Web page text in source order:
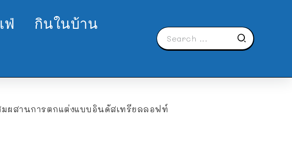
ฟ่
กินในบ้าน
ผสานการตกแต่งแบบอินดัสเทรียลลอฟท์